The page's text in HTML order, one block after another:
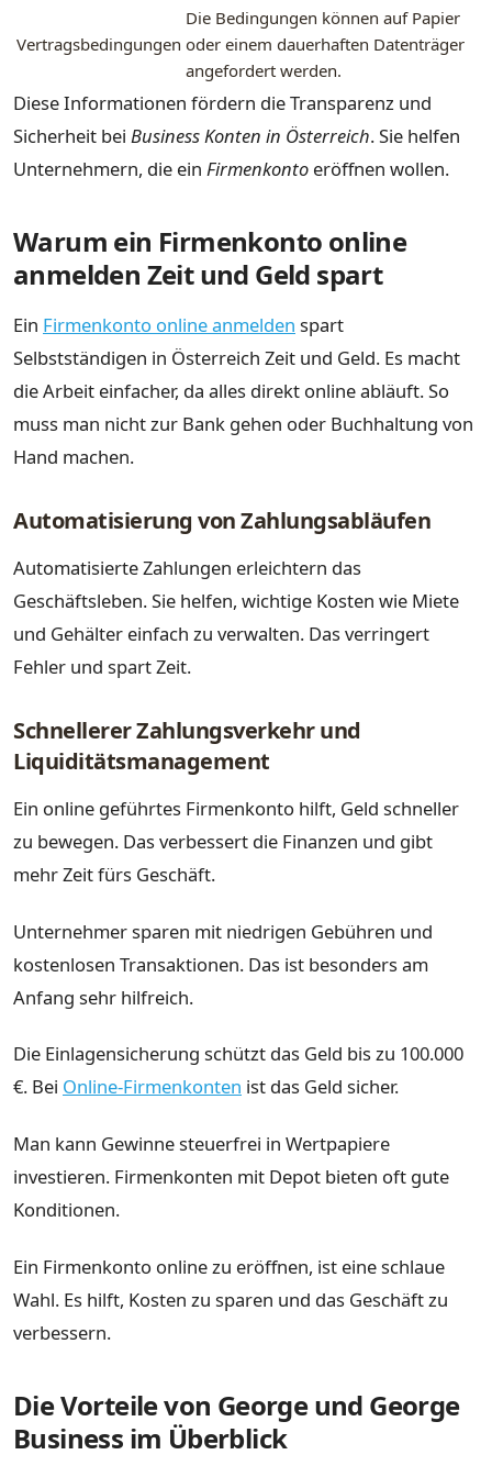
Vertragsbedingungen
Die Bedingungen können auf Papier
oder einem dauerhaften Datenträger
angefordert werden.
Diese Informationen fördern die Transparenz und
Sicherheit bei Business Konten in Österreich. Sie helfen
Unternehmern, die ein Firmenkonto eröffnen wollen.
Warum ein Firmenkonto online
anmelden Zeit und Geld spart
Ein Firmenkonto online anmelden spart
Selbstständigen in Österreich Zeit und Geld. Es macht
die Arbeit einfacher, da alles direkt online abläuft. So
muss man nicht zur Bank gehen oder Buchhaltung von
Hand machen.
Automatisierung von Zahlungsabläufen
Automatisierte Zahlungen erleichtern das
Geschäftsleben. Sie helfen, wichtige Kosten wie Miete
und Gehälter einfach zu verwalten. Das verringert
Fehler und spart Zeit.
Schnellerer Zahlungsverkehr und
Liquiditätsmanagement
Ein online geführtes Firmenkonto hilft, Geld schneller
zu bewegen. Das verbessert die Finanzen und gibt
mehr Zeit fürs Geschäft.
Unternehmer sparen mit niedrigen Gebühren und
kostenlosen Transaktionen. Das ist besonders am
Anfang sehr hilfreich.
Die Einlagensicherung schützt das Geld bis zu 100.000
€. Bei Online-Firmenkonten ist das Geld sicher.
Man kann Gewinne steuerfrei in Wertpapiere
investieren. Firmenkonten mit Depot bieten oft gute
Konditionen.
Ein Firmenkonto online zu eröffnen, ist eine schlaue
Wahl. Es hilft, Kosten zu sparen und das Geschäft zu
verbessern.
Die Vorteile von George und George
Business im Überblick